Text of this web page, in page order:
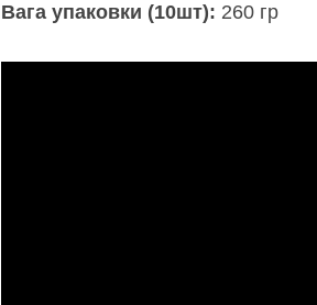
Вага упаковки (10шт): 260 гр